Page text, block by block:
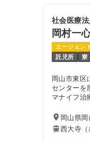
時間
年間
給与
お
時間
社会医療
岡村一
エージェン
託児所
寮
岡山市東区
センターを
マナイフ治
り、がんセ
岡山県
西大寺